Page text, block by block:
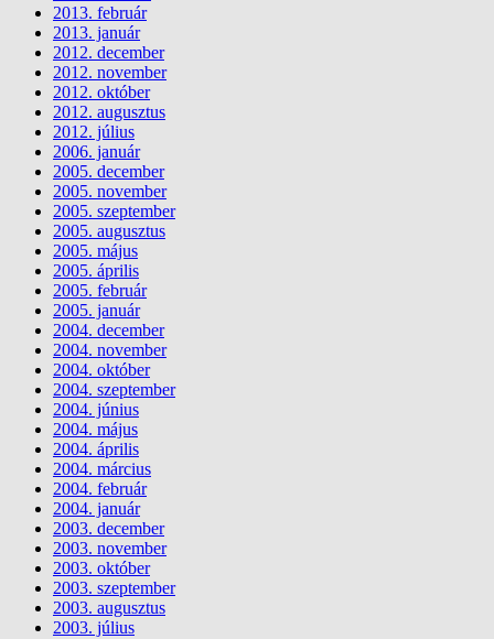
2013. február
2013. január
2012. december
2012. november
2012. október
2012. augusztus
2012. július
2006. január
2005. december
2005. november
2005. szeptember
2005. augusztus
2005. május
2005. április
2005. február
2005. január
2004. december
2004. november
2004. október
2004. szeptember
2004. június
2004. május
2004. április
2004. március
2004. február
2004. január
2003. december
2003. november
2003. október
2003. szeptember
2003. augusztus
2003. július